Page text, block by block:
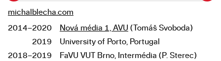
Odkazy
michalblecha.com
Studium
2014–2020 Nová média 1, AVU (Tomáš Svoboda)
2019
University of Porto, Portugal
2018–2019
FaVU VUT Brno, Intermédia (P. Sterec)